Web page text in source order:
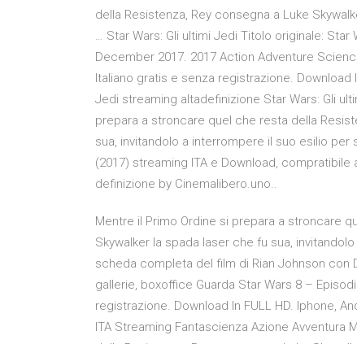
della Resistenza, Rey consegna a Luke
… Star Wars: Gli ultimi Jedi Titolo originale: Star
December 2017. 2017 Action Adventure
Italiano gratis e senza registrazione. Download
Jedi streaming altadefinizione Star Wars: Gli
prepara a stroncare quel che resta della
sua, invitandolo a interrompere il suo esilio per
(2017) streaming ITA e Download,
definizione by Cinemalibero.uno..
Mentre il Primo Ordine si prepara a stroncare
Skywalker la spada laser che fu sua,
scheda completa del film di Rian Johnson con
gallerie, boxoffice Guarda Star Wars 8 –
registrazione. Download In FULL HD. Iphone,
ITA Streaming Fantascienza Azione